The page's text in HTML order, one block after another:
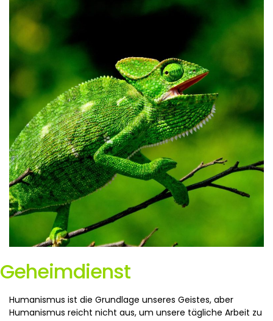
Geheimdienst
Humanismus ist die Grundlage unseres Geistes, aber
Humanismus reicht nicht aus, um unsere tägliche Arbeit zu